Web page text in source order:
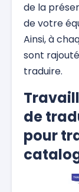
de la
de votre
Ainsi, à
sont
traduire.
de
pour